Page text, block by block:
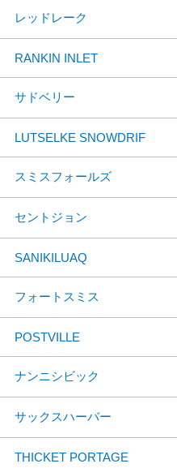
レッドレーク
RANKIN INLET
サドベリー
LUTSELKE SNOWDRIF
スミスフォールズ
セントジョン
SANIKILUAQ
フォートスミス
POSTVILLE
ナンニシビック
サックスハーバー
THICKET PORTAGE